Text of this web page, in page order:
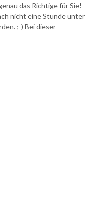
das Richtige für Sie!
nicht eine Stunde unter
;-) Bei dieser